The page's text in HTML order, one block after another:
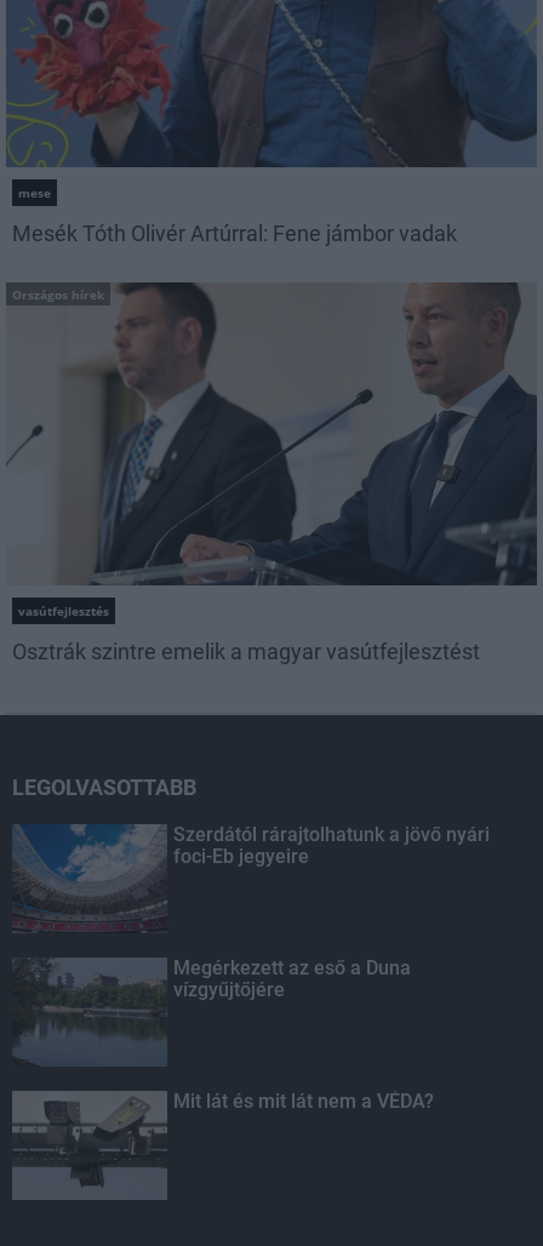
mese
Mesék Tóth Olivér Artúrral: Fene jámbor vadak
Országos hírek
vasútfejlesztés
Osztrák szintre emelik a magyar vasútfejlesztést
LEGOLVASOTTABB
Szerdától rárajtolhatunk a jövő nyári
foci-Eb jegyeire
Megérkezett az eső a Duna
vízgyűjtőjére
Mit lát és mit lát nem a VÉDA?